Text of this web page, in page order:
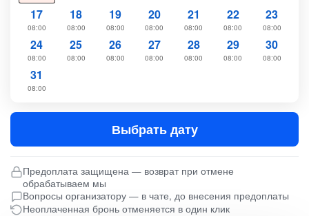
17
08:00
18
08:00
19
08:00
20
08:00
21
08:00
22
08:00
23
08:00
24
08:00
25
08:00
26
08:00
27
08:00
28
08:00
29
08:00
30
08:00
31
08:00
Выбрать дату
Предоплата защищена — возврат при отмене
обрабатываем мы
Вопросы организатору — в чате, до внесения предоплаты
Неоплаченная бронь отменяется в один клик